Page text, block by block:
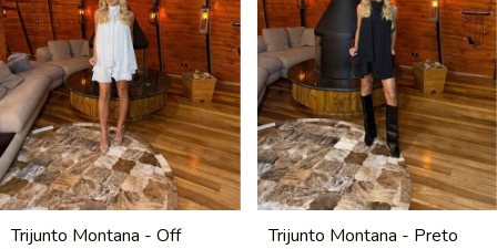
Trijunto Montana - Off Trijunto Montana - Preto